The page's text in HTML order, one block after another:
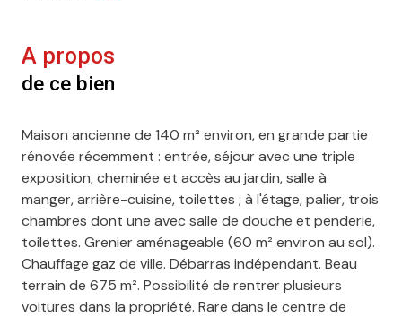
A propos
de ce bien
Maison ancienne de 140 m² environ, en grande partie
rénovée récemment : entrée, séjour avec une triple
exposition, cheminée et accès au jardin, salle à
manger, arrière-cuisine, toilettes ; à l'étage, palier, trois
chambres dont une avec salle de douche et penderie,
toilettes. Grenier aménageable (60 m² environ au sol).
Chauffage gaz de ville. Débarras indépendant. Beau
terrain de 675 m². Possibilité de rentrer plusieurs
voitures dans la propriété. Rare dans le centre de